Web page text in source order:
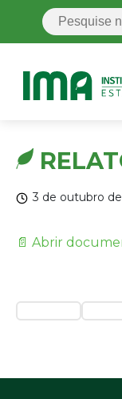
3 de outubro
📄 Abrir